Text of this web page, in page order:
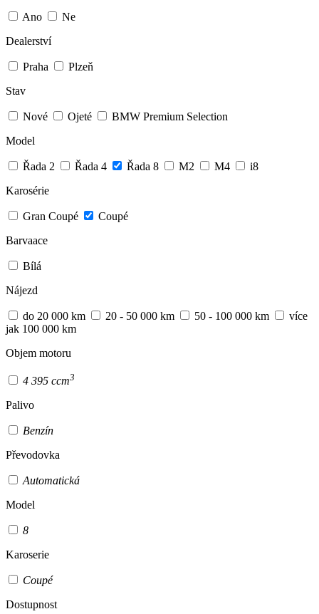
Ano
Ne
Dealerství
Praha
Plzeň
Stav
Nové Ojeté
BMW Premium Selection
Model
Řada 2 Řada 4 Řada 8 M2 M4
i8
Karosérie
Gran Coupé
Coupé
Barvaace
Bílá
Nájezd
do 20 000 km 20 - 50 000 km 50 - 100 000 km
více
jak 100 000 km
Objem motoru
4 395 ccm3
Palivo
Benzín
Převodovka
Automatická
Model
8
Karoserie
Coupé
Dostupnost